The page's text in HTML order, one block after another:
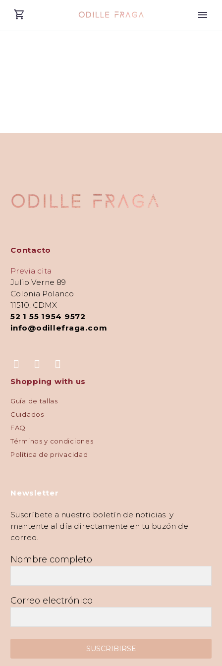
Contacto
Previa cita
Julio Verne 89
Colonia Polanco
11510, CDMX
52 1 55 1954 9572
info@odillefraga.com
Shopping with us
Guía de tallas
Cuidados
FAQ
Términos y condiciones
Política de privacidad
Newsletter
Suscríbete a nuestro boletín de noticias y
mantente al día directamente en tu buzón de
correo.
Nombre completo
Correo electrónico
SUSCRIBIRSE